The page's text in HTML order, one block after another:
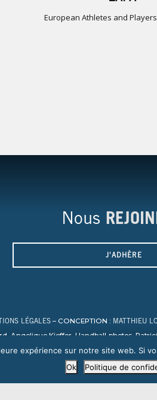
European Athletes and
Nous
J'ADHÈRE
LÉGALES– CONCEPTION : MATTHIEU
Angelique Kieffer, Handball-photos,
Nicolas Harvent / HBCSA, Sauvage,
expérience sur notre site web. Si
Ok
Politique de